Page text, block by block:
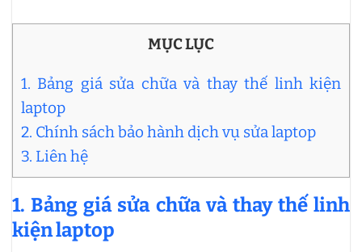
MỤC LỤC
1. Bảng giá sửa chữa và thay thế linh kiện
laptop
2. Chính sách bảo hành dịch vụ sửa laptop
3. Liên hệ
1. Bảng giá sửa chữa và thay thế linh
kiện laptop